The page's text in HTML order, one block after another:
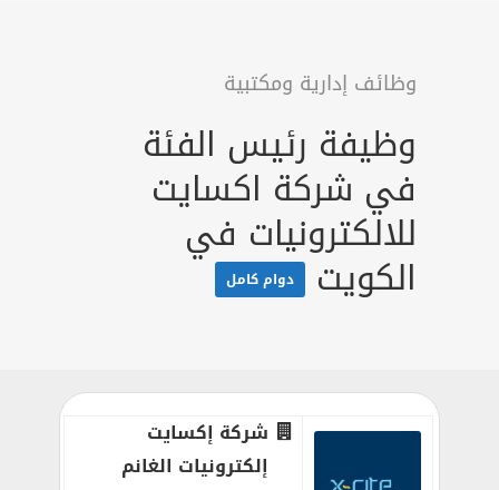
وظائف إدارية ومكتبية
وظيفة رئيس الفئة
في شركة اكسايت
للالكترونيات في
الكويت دوام كامل
شركة إكسايت
إلكترونيات الغانم